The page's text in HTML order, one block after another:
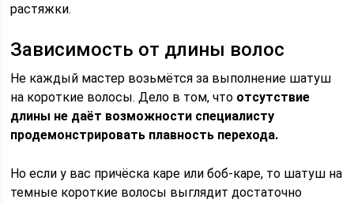
растяжки.
Зависимость от длины волос
Не каждый мастер возьмётся за выполнение шатуш
на короткие волосы. Дело в том, что отсутствие
длины не даёт возможности специалисту
продемонстрировать плавность перехода.
Но если у вас причёска каре или боб-каре, то шатуш на
темные короткие волосы выглядит достаточно